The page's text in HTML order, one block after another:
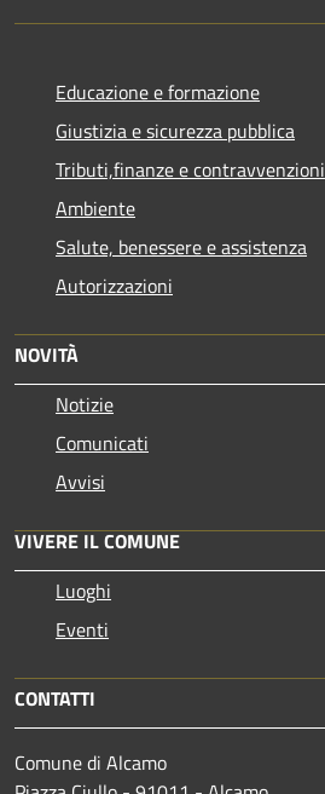
Educazione e formazione
Giustizia e sicurezza pubblica
Tributi,finanze e contravvenzioni
Ambiente
Salute, benessere e assistenza
Autorizzazioni
NOVITÀ
Notizie
Comunicati
Avvisi
VIVERE IL COMUNE
Luoghi
Eventi
CONTATTI
Comune di Alcamo